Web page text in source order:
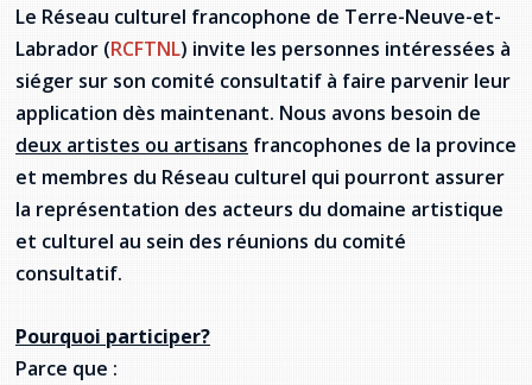
Jeux de la francophonie canadienne
Forum jeunesse pancanadien
Festival jeunesse de l'Acadie
Assemblée générale annuelle
Gestes et paroles ambigus
Admission au barreau
Ressources documentaires
Formulaires de procédure pénale
La Charte canadienne des droits et libertés
Lois fréquemment consultées
Commission des droits de la personne de
Terre-Neuve-et-Labrador
Acheter un véhicule neuf ou d'occasion ou
louer sur le long terme (leasing) un véhicule
neuf
Offres d'emploi (Secteur Justice)
Législation spéciale Covid-19
L'Aide juridique à Terre-Neuve-et-
Labrador
Qu'est-ce que l'Aide juridique ?
Bureaux de l'Aide juridique de Terre-Neuve-
et-Labrador
Répertoire des juristes d'expression
Règlement Quiz RVF 2021
Continuons en français
Activités
Guide du système de santé à TNL
Annuaire de santé
Offres Actives
Santé mentale et dépendances
Société Santé en français (SSF)
Passeport Santé
Services en français
Ma langue, c'est ma fierté !
Carte des services en français
2SLGBTQIA+
Le Réseau culturel francophone de Terre-Neuve-et-
Labrador (RCFTNL) invite les personnes intéressées à
siéger sur son comité consultatif à faire parvenir leur
application dès maintenant. Nous avons besoin de
deux artistes ou artisans francophones de la province
et membres du Réseau culturel qui pourront assurer
la représentation des acteurs du domaine artistique
et culturel au sein des réunions du comité
consultatif.
Pourquoi participer?
Parce que :